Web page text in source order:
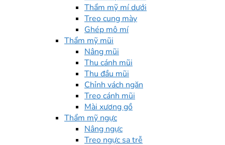
Thẩm mỹ mí dưới
Treo cung mày
Ghép mô mí
Thẩm mỹ mũi
Nâng mũi
Thu cánh mũi
Thu đầu mũi
Chỉnh vách ngăn
Treo cánh mũi
Mài xương gồ
Thẩm mỹ ngực
Nâng ngực
Treo ngực sa trễ